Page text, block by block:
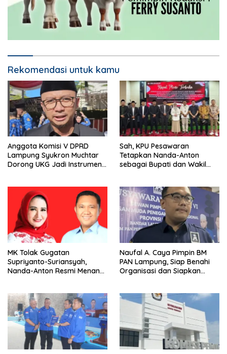
Rekomendasi untuk kamu
Anggota Komisi V DPRD
Lampung Syukron Muchtar
Dorong UKG Jadi Instrumen
Sah, KPU Pesawaran
Tetapkan Nanda-Anton
sebagai Bupati dan Wakil
MK Tolak Gugatan
Supriyanto-Suriansyah,
Nanda-Anton Resmi Menang
Naufal A. Caya Pimpin BM
PAN Lampung, Siap Benahi
Organisasi dan Siapkan